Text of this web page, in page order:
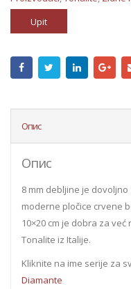
Upit
Опис
Опис
8 mm debljine je
moderne pločice crvene
10×20 cm je dobra za
Tonalite iz Italije.
Kliknite na ime serije za
Diamante